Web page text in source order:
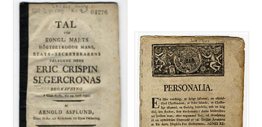
utkommit.